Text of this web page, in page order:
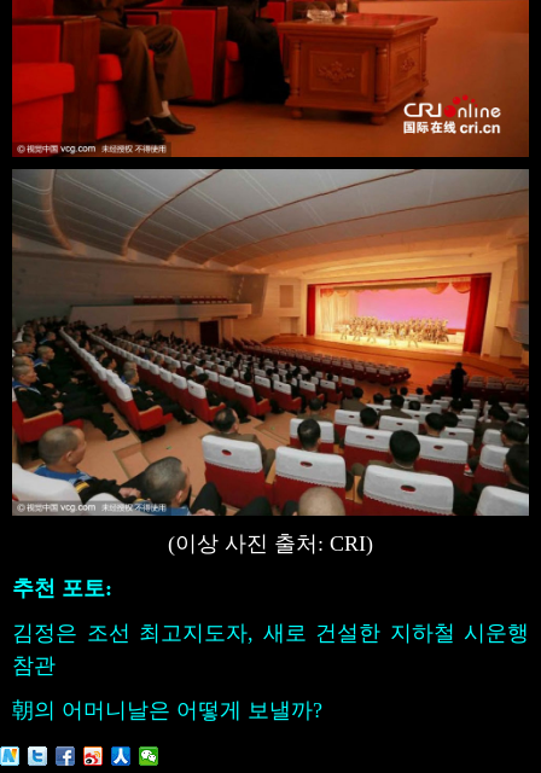
(이상 사진 출처: CRI)
추천 포토:
김정은 조선 최고지도자, 새로 건설한 지하철 시운행
참관
朝의 어머니날은 어떻게 보낼까?